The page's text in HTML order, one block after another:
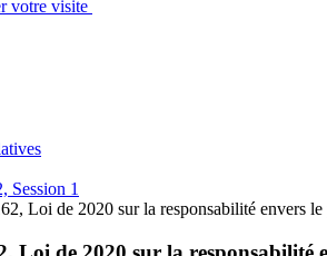
votre visite
Session 1
Loi de 2020 sur la responsabilité envers